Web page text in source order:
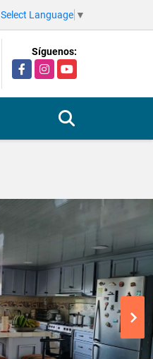
Select Language ▼
Síguenos:
FacebookInstagramYouTube